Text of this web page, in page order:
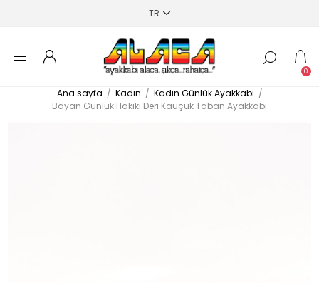
0
Ana sayfa / Kadın / Kadın Günlük Ayakkabı /
Bayan Günlük Hakiki Deri Kauçuk Taban Ayakkabı